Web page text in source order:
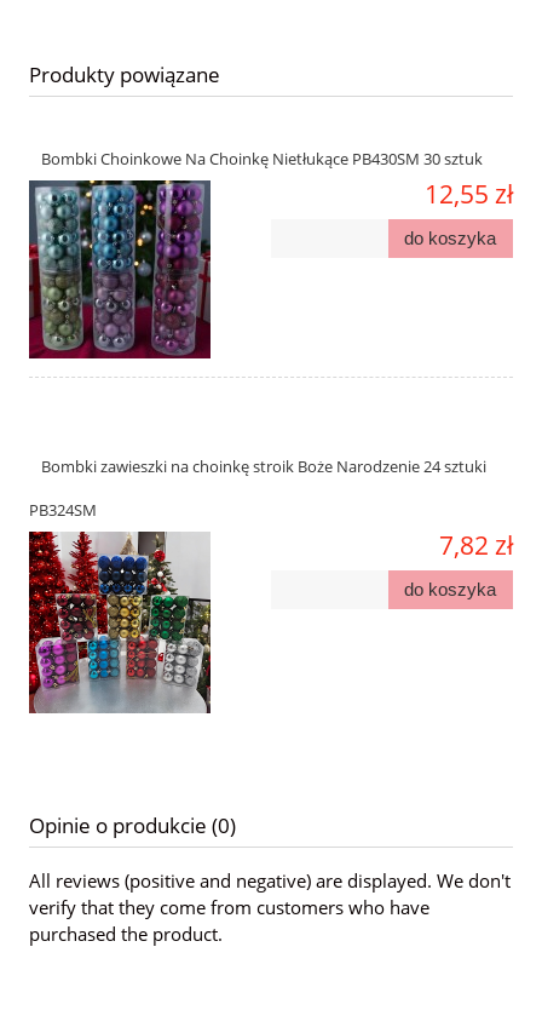
Produkty powiązane
Bombki Choinkowe Na Choinkę Nietłukące PB430SM 30 sztuk
12,55 zł
do koszyka
Bombki zawieszki na choinkę stroik Boże Narodzenie 24 sztuki
PB324SM
7,82 zł
do koszyka
Opinie o produkcie (0)
All reviews (positive and negative) are displayed. We don't
verify that they come from customers who have
purchased the product.